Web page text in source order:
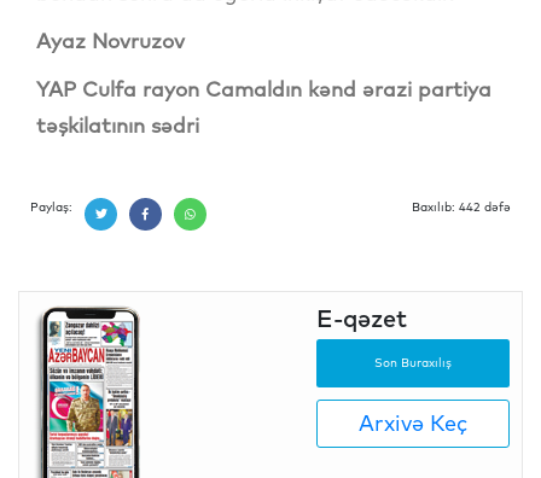
Ayaz Novruzov
YAP Culfa rayon Camaldın kənd ərazi partiya
təşkilatının sədri
Paylaş: Baxılıb: 442 dəfə
E-qəzet
Son Buraxılış
Arxivə Keç